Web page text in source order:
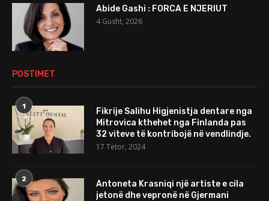
Abide Gashi : FORCA E NJERIUT
4 Gusht, 2026
POSTIMET
1
Fikrije Salihu Higjenistja dentare nga
Mitrovica kthehet nga Finlanda pas
32 viteve të kontribojë në vendlindje.
17 Tetor, 2024
2
Antoneta Krasniqi një artiste e cila
jetonë dhe vepronë në Gjermani